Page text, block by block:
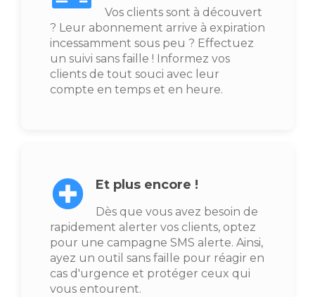
Vos clients sont à découvert
? Leur abonnement arrive à expiration
incessamment sous peu ? Effectuez
un suivi sans faille ! Informez vos
clients de tout souci avec leur
compte en temps et en heure.
Et plus encore !
Dès que vous avez besoin de
rapidement alerter vos clients, optez
pour une campagne SMS alerte. Ainsi,
ayez un outil sans faille pour réagir en
cas d'urgence et protéger ceux qui
vous entourent.